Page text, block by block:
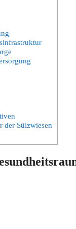
d‬er Sülzwiesen